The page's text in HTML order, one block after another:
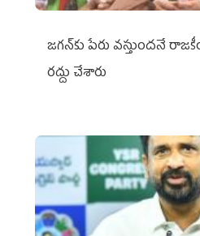
జగన్‌కు పేరు వస్తుందనే
రద్దు చేశారు